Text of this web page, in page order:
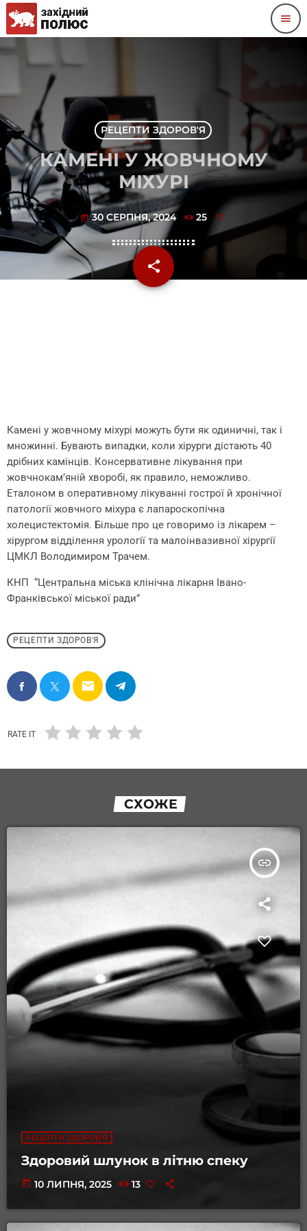
menu
РЕЦЕПТИ ЗДОРОВ'Я
КАМЕНІ У ЖОВЧНОМУ
МІХУРІ
today 30 СЕРПНЯ, 2024 25
share
email
Камені у жовчному міхурі можуть бути як одиничні, так і
множинні. Бувають випадки, коли хірурги дістають 40
дрібних камінців. Консервативне лікування при
жовчнокам’яній хворобі, як правило, неможливо.
Еталоном в оперативному лікуванні гострої й хронічної
патології жовчного міхура є лапароскопічна
холецистектомія. Більше про це говоримо із лікарем –
хірургом відділення урології та малоінвазивної хірургії
ЦМКЛ Володимиром Трачем.
КНП “Центральна міська клінічна лікарня Івано-
Франківської міської ради”
РЕЦЕПТИ ЗДОРОВ'Я
email
RATE IT
СХОЖЕ
insert_link
РЕЦЕПТИ ЗДОРОВ'Я
Здоровий шлунок в літню спеку
today 10 ЛИПНЯ, 2025 13